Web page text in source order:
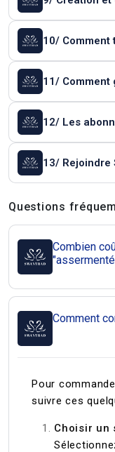
10/ Comment
11/ Comment
12/ Les
13/ Rejoindre
Questions
Combien
Pour
suivre ces
Choisir un